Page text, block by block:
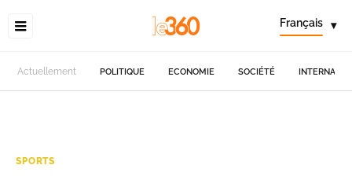
Français ▾
Actuellement POLITIQUE ECONOMIE SOCIÉTÉ
SPORTS